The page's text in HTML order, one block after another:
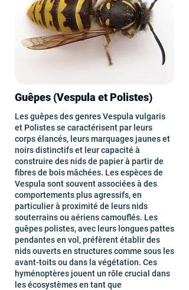
Guêpes (Vespula et Polistes)
Les guêpes des genres Vespula vulgaris
et Polistes se caractérisent par leurs
corps élancés, leurs marquages jaunes et
noirs distinctifs et leur capacité à
construire des nids de papier à partir de
fibres de bois mâchées. Les espèces de
Vespula sont souvent associées à des
comportements plus agressifs, en
particulier à proximité de leurs nids
souterrains ou aériens camouflés. Les
guêpes polistes, avec leurs longues pattes
pendantes en vol, préfèrent établir des
nids ouverts en structures comme sous les
avant-toits ou dans la végétation. Ces
hyménoptères jouent un rôle crucial dans
les écosystèmes en tant que